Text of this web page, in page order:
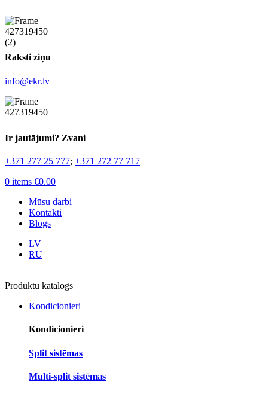
Raksti ziņu
info@ekr.lv
Ir jautājumi? Zvani
+371 277 25 777; +371 272 77 717
0 items €0.00
Mūsu darbi
Kontakti
Blogs
LV
RU
Produktu katalogs
Kondicionieri
Kondicionieri
Split sistēmas
Multi-split sistēmas